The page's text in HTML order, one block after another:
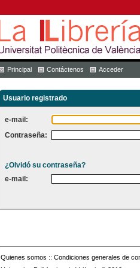
Principal Contáctenos Acceder
Usuario registrado
e-mail:
Contraseña:
¿Olvidó su contraseña?
e-mail:
Quienes somos :: Condiciones generales de